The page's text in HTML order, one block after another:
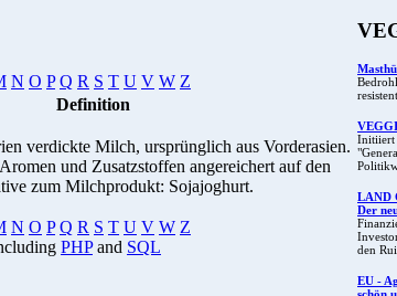
N O P Q R S T U V W Z
Definition
verdickte Milch, ursprünglich aus Vorderasien.
und Zusatzstoffen angereichert auf den
zum Milchprodukt: Sojajoghurt.
N O P Q R S T U V W Z
PHPand SQL
Initiiert
LAND
Der
den
EU -